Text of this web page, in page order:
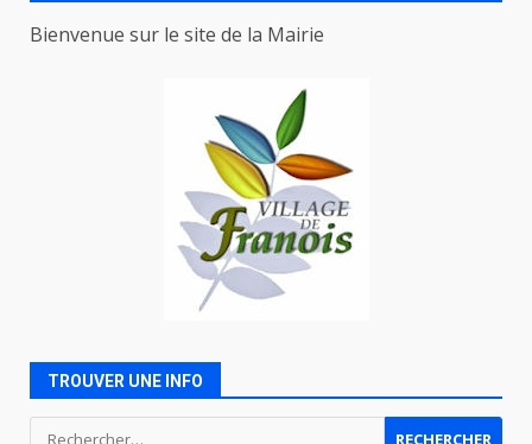
Bienvenue sur le site de la Mairie
TROUVER UNE INFO
Rechercher :